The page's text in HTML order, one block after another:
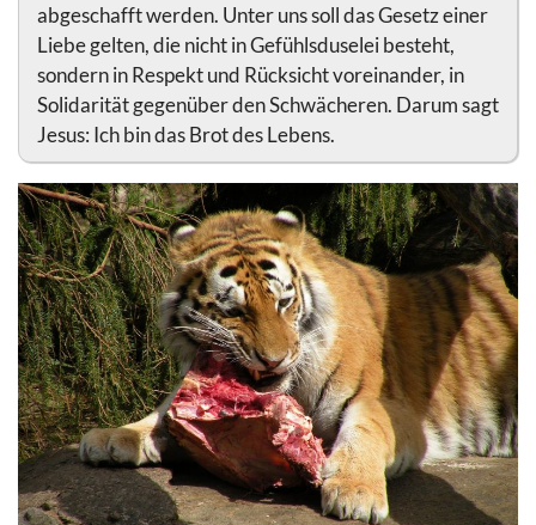
abgeschafft werden. Unter uns soll das Gesetz einer
Liebe gelten, die nicht in Gefühlsduselei besteht,
sondern in Respekt und Rücksicht voreinander, in
Solidarität gegenüber den Schwächeren. Darum sagt
Jesus: Ich bin das Brot des Lebens.